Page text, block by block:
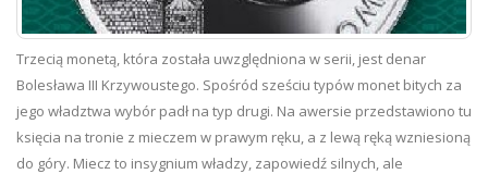
Trzecią monetą, która została uwzględniona w serii, jest denar
Bolesława III Krzywoustego. Spośród sześciu typów monet bitych za
jego władztwa wybór padł na typ drugi. Na awersie przedstawiono tu
księcia na tronie z mieczem w prawym ręku, a z lewą ręką wzniesioną
do góry. Miecz to insygnium władzy, zapowiedź silnych, ale